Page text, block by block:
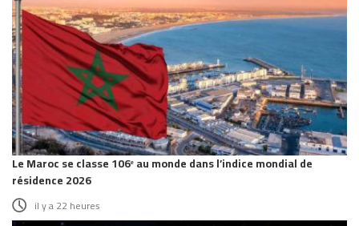
Le Maroc se classe 106ᵉ au monde dans l’indice mondial de
résidence 2026
il y a 22 heures